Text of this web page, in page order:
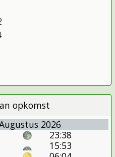
opkomst
2026
23:38
15:53